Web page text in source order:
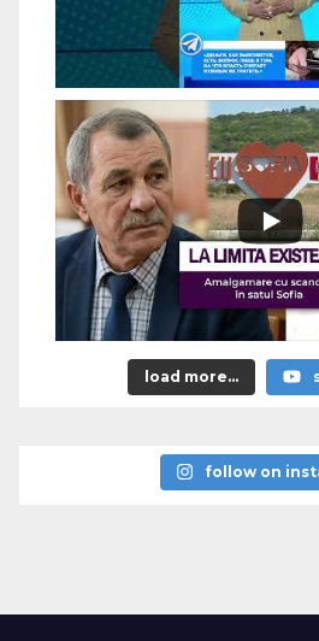
load more...
follow on